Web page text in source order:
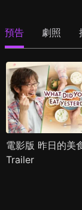
預告 劇照
電影版 昨日的美
Trailer